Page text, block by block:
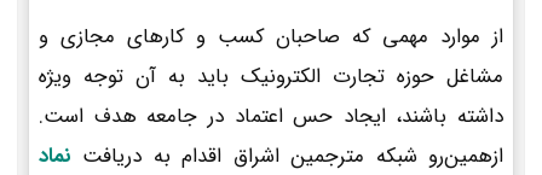
از موارد مهمی که صاحبان کسب و کارهای مجازی و
مشاغل حوزه تجارت الکترونیک باید به آن توجه ویژه
داشته باشند، ایجاد حس اعتماد در جامعه هدف است.
ازهمین‌رو شبکه مترجمین اشراق اقدام به دریافت نماد